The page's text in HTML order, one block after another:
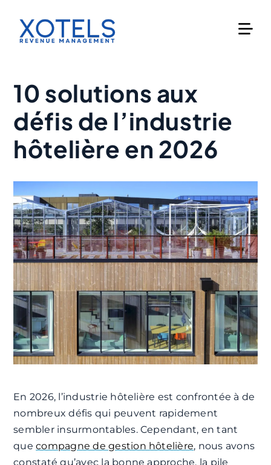
content
10 solutions aux
défis de l’industrie
hôtelière en 2026
En 2026, l’industrie hôtelière est confrontée à de
nombreux défis qui peuvent rapidement
sembler insurmontables. Cependant, en tant
quecompagne de gestion hôtelière, nous avons
constaté qu’avec la bonne approche, la pile